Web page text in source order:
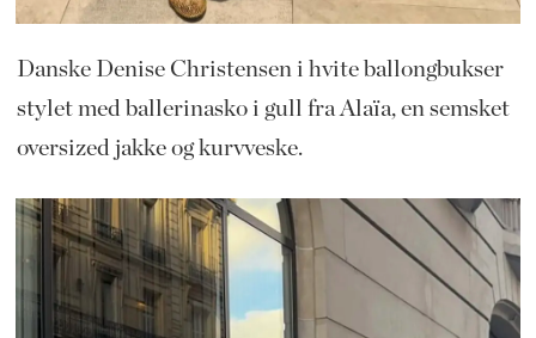
Danske Denise Christensen i hvite ballongbukser
stylet med ballerinasko i gull fra Alaïa, en semsket
oversized jakke og kurvveske.